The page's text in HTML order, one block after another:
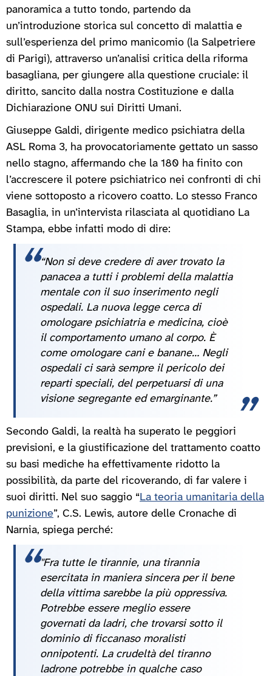
panoramica a tutto tondo, partendo da
un’introduzione storica sul concetto di malattia e
sull’esperienza del primo manicomio (la Salpetriere
di Parigi), attraverso un’analisi critica della riforma
basagliana, per giungere alla questione cruciale: il
diritto, sancito dalla nostra Costituzione e dalla
Dichiarazione ONU sui Diritti Umani.
Giuseppe Galdi, dirigente medico psichiatra della
ASL Roma 3, ha provocatoriamente gettato un sasso
nello stagno, affermando che la 180 ha finito con
l’accrescere il potere psichiatrico nei confronti di chi
viene sottoposto a ricovero coatto. Lo stesso Franco
Basaglia, in un’intervista rilasciata al quotidiano La
Stampa, ebbe infatti modo di dire:
“Non si deve credere di aver trovato la
panacea a tutti i problemi della malattia
mentale con il suo inserimento negli
ospedali. La nuova legge cerca di
omologare psichiatria e medicina, cioè
il comportamento umano al corpo. È
come omologare cani e banane… Negli
ospedali ci sarà sempre il pericolo dei
reparti speciali, del perpetuarsi di una
visione segregante ed emarginante.”
Secondo Galdi, la realtà ha superato le peggiori
previsioni, e la giustificazione del trattamento coatto
su basi mediche ha effettivamente ridotto la
possibilità, da parte del ricoverando, di far valere i
suoi diritti. Nel suo saggio “La teoria umanitaria della
punizione”, C.S. Lewis, autore delle Cronache di
Narnia, spiega perché:
"Fra tutte le tirannie, una tirannia
esercitata in maniera sincera per il bene
della vittima sarebbe la più oppressiva.
Potrebbe essere meglio essere
governati da ladri, che trovarsi sotto il
dominio di ficcanaso moralisti
onnipotenti. La crudeltà del tiranno
ladrone potrebbe in qualche caso